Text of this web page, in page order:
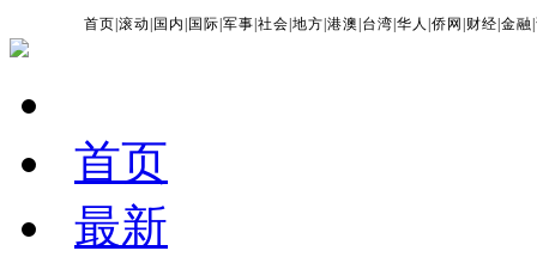
首页 |滚动 国内 国际 |军事 |社会 |地方 |港澳 台湾 |华人 |侨网 财经 |金融 |
首页
最新